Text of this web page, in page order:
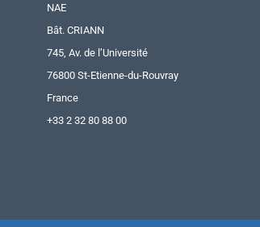
NAE
Bât. CRIANN
745, Av. de l’Université
76800 St-Etienne-du-Rouvray
France
+33 2 32 80 88 00